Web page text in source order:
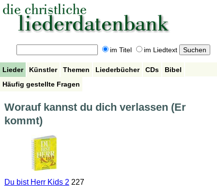
im Titel im Liedtext
Lieder Künstler Themen Liederbücher CDs
Bibel
Häufig gestellte Fragen
Worauf kannst du dich verlassen (Er
kommt)
Du bist Herr Kids 2 227